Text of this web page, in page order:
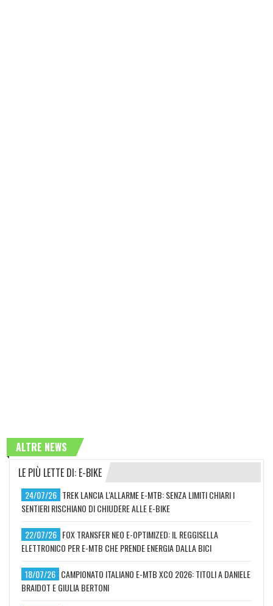
ALTRE NEWS
LE PIÙ LETTE DI: E-BIKE
24/07/26 TREK LANCIA L'ALLARME E-MTB: SENZA LIMITI CHIARI I
SENTIERI RISCHIANO DI CHIUDERE ALLE E-BIKE
22/07/26 FOX TRANSFER NEO E-OPTIMIZED: IL REGGISELLA
ELETTRONICO PER E-MTB CHE PRENDE ENERGIA DALLA BICI
18/07/26 CAMPIONATO ITALIANO E-MTB XCO 2026: TITOLI A DANIELE
BRAIDOT E GIULIA BERTONI